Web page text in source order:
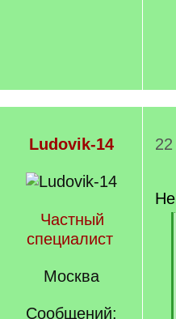
Ludovik-14
Частный
специалист
Москва
Сообщений: